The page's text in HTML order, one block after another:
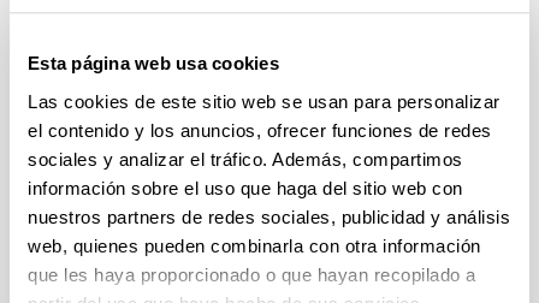
Esta página web usa cookies
Las cookies de este sitio web se usan para personalizar
el contenido y los anuncios, ofrecer funciones de redes
sociales y analizar el tráfico. Además, compartimos
información sobre el uso que haga del sitio web con
nuestros partners de redes sociales, publicidad y análisis
web, quienes pueden combinarla con otra información
que les haya proporcionado o que hayan recopilado a
escrito de solicitud a la Comisión Académica del
programa de doctorado. Para ello puedes utilizar
los modelos habilitados al efecto que encontrarás
enImpresos, y enviarlos por email a la secretaria o
secretario y al responsable o la responsable del
programa. A partir de la aprobación del cambio, se
recalculará el plazo restante para la presentación